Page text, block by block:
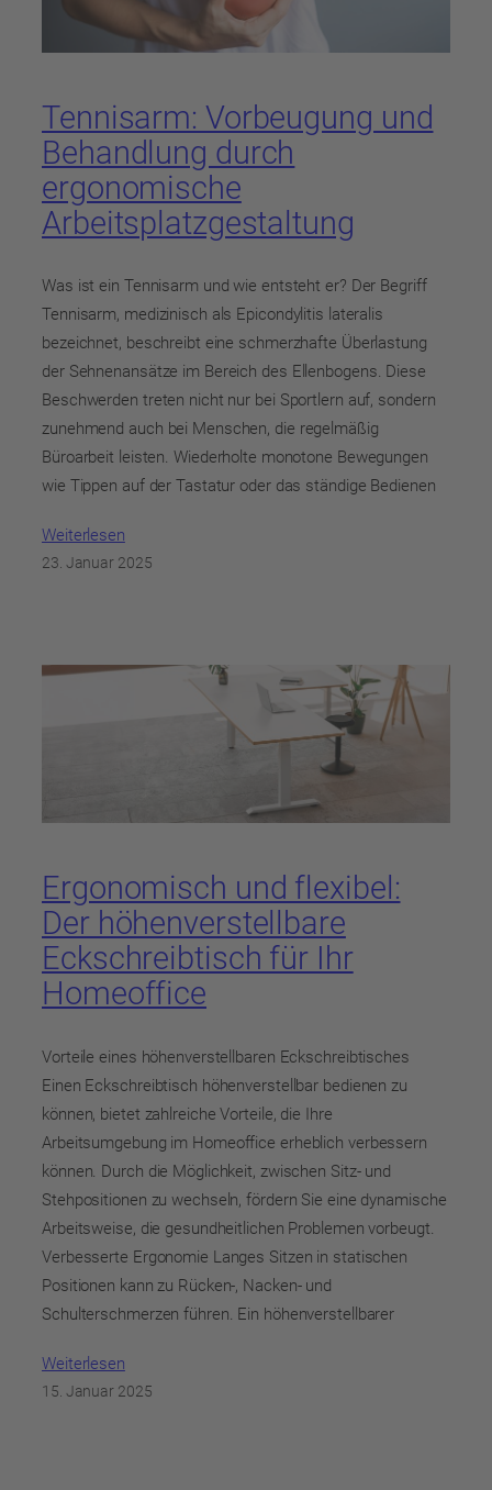
Tennisarm: Vorbeugung und
Behandlung durch
ergonomische
Arbeitsplatzgestaltung
Was ist ein Tennisarm und wie entsteht er? Der Begriff
Tennisarm, medizinisch als Epicondylitis lateralis
bezeichnet, beschreibt eine schmerzhafte Überlastung
der Sehnenansätze im Bereich des Ellenbogens. Diese
Beschwerden treten nicht nur bei Sportlern auf, sondern
zunehmend auch bei Menschen, die regelmäßig
Büroarbeit leisten. Wiederholte monotone Bewegungen
wie Tippen auf der Tastatur oder das ständige Bedienen
Weiterlesen
23. Januar 2025
Ergonomisch und flexibel:
Der höhenverstellbare
Eckschreibtisch für Ihr
Homeoffice
Vorteile eines höhenverstellbaren Eckschreibtisches
Einen Eckschreibtisch höhenverstellbar bedienen zu
können, bietet zahlreiche Vorteile, die Ihre
Arbeitsumgebung im Homeoffice erheblich verbessern
können. Durch die Möglichkeit, zwischen Sitz- und
Stehpositionen zu wechseln, fördern Sie eine dynamische
Arbeitsweise, die gesundheitlichen Problemen vorbeugt.
Verbesserte Ergonomie Langes Sitzen in statischen
Positionen kann zu Rücken-, Nacken- und
Schulterschmerzen führen. Ein höhenverstellbarer
Weiterlesen
15. Januar 2025